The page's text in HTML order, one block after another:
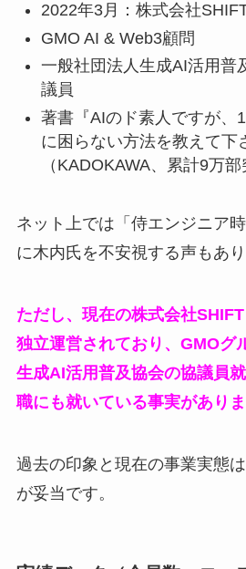
2022年3月：株式会社
GMO AI & Web3顧問
一般社団法人生成AI活用普
議員
著書『AIのド素人ですが、
に困らない方法を教えて下
（KADOKAWA、累計9万部
ネット上では「侍エンジニア
に木内氏を不安視する声もあり
ただし、現在の株式会社
独立運営されており、GMOグ
生成AI活用普及協会の協議員
職にも就いている事実がありま
過去の印象と現在の事業実態
が妥当です。